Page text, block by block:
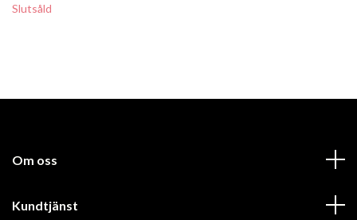
Slutsåld
Om oss
Kundtjänst